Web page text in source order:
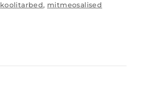
koolitarbed, mitmeosalised